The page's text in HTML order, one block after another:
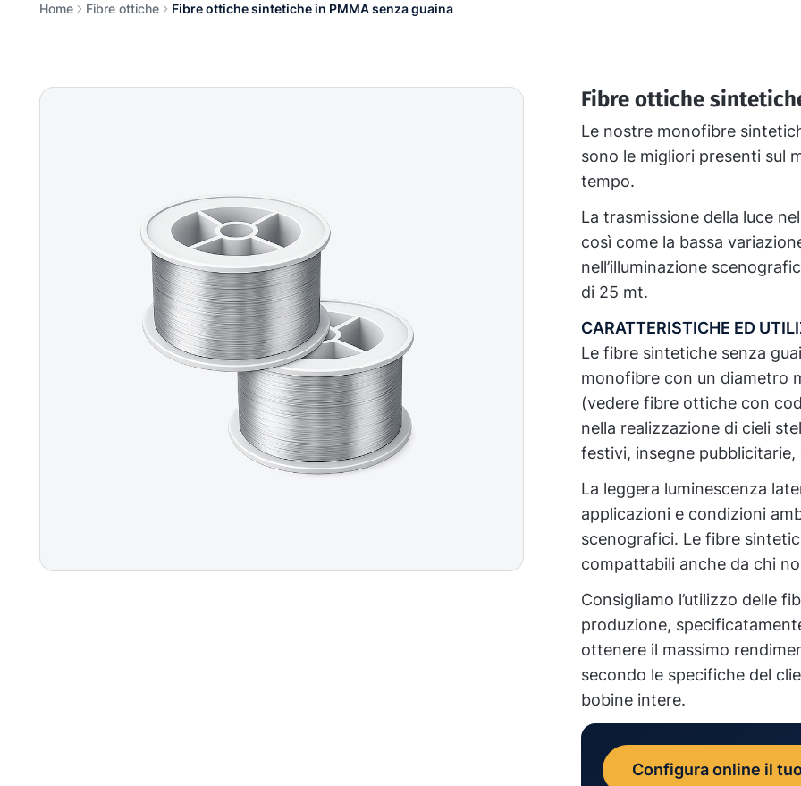
Home Fibre ottiche Fibre ottiche sintetiche in PMMA senza guaina
Fibre ottiche
Le nostre monofibre
sono le migliori presenti sul
tempo.
La trasmissione della luce
così come la bassa
nell’illuminazione
di 25 mt.
CARATTERISTICHE ED
Le fibre sintetiche senza
monofibre con un diametro
(vedere fibre ottiche con
nella realizzazione di cieli
festivi, insegne
La leggera luminescenza
applicazioni e condizioni
scenografici. Le fibre
compattabili anche da chi
Consigliamo l’utilizzo delle
produzione,
ottenere il massimo
secondo le specifiche del
bobine intere.
Configura online il